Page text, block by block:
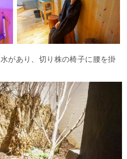
があり、切り株の椅子に腰を掛